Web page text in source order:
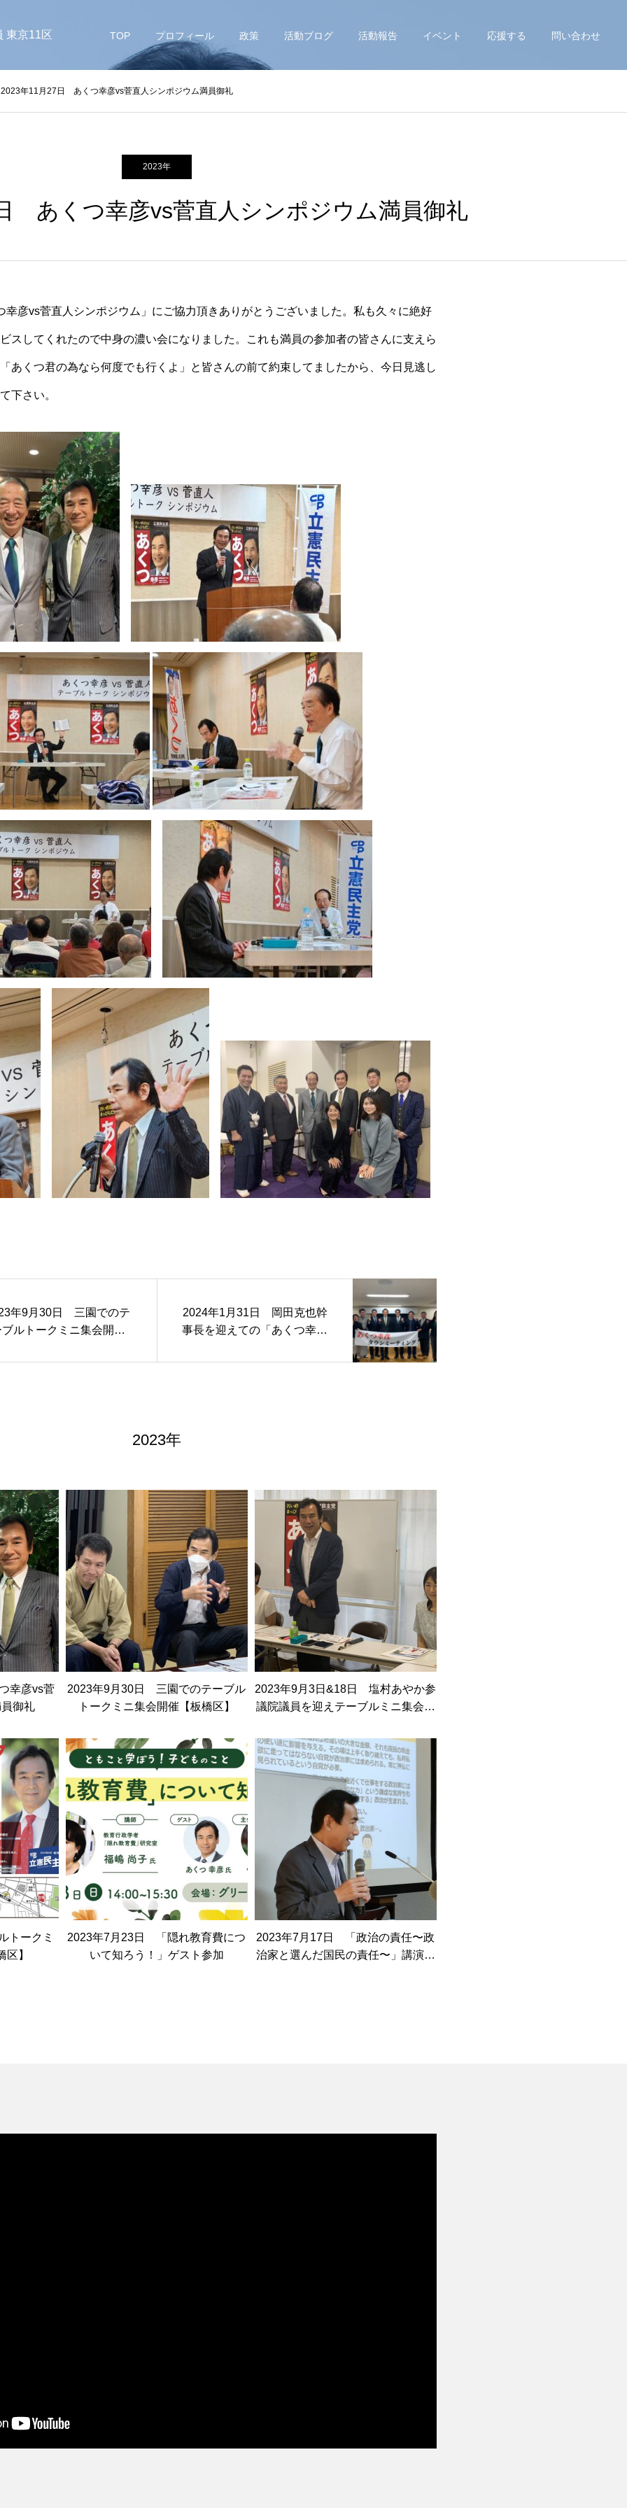
東京11区 TOP プロフィール 政策 活動ブログ 活動報告 イベント 応援する 問い合わせ
2023年11月27日 あくつ幸彦vs菅直人シンポジウム満員御礼
2023年
あくつ幸彦vs菅直人シンポジウム満員御礼
幸彦vs菅直人シンポジウム」にご協力頂きありがとうございました。私も久々に絶好
スしてくれたので中身の濃い会になりました。これも満員の参加者の皆さんに支えら
あくつ君の為なら何度でも行くよ」と皆さんの前て約束してましたから、今日見逃し
下さい。
年9月30日 三園でのテ
ルトークミニ集会開催
2024年1月31日 岡田克也幹
事長を迎えての「あくつ幸彦
区】
2023年
幸彦vs菅
御礼
2023年9月30日 三園でのテーブル
トークミニ集会開催【板橋区】
2023年9月3日&18日 塩村あやか参
議院議員を迎えテーブルミニ集会を
トークミ
】
2023年7月23日 「隠れ教育費につ
いて知ろう！」ゲスト参加
2023年7月17日 「政治の責任〜政
治家と選んだ国民の責任〜」講演会